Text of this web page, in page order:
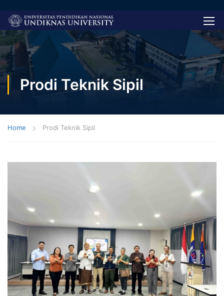
Prodi Teknik Sipil
Home Prodi Teknik Sipil